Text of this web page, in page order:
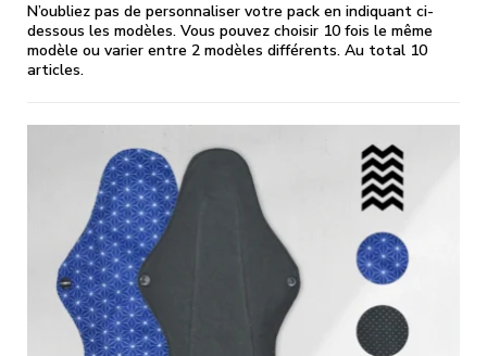
N’oubliez pas de personnaliser votre pack en indiquant ci-
dessous les modèles. Vous pouvez choisir 10 fois le même
modèle ou varier entre 2 modèles différents. Au total 10
articles.